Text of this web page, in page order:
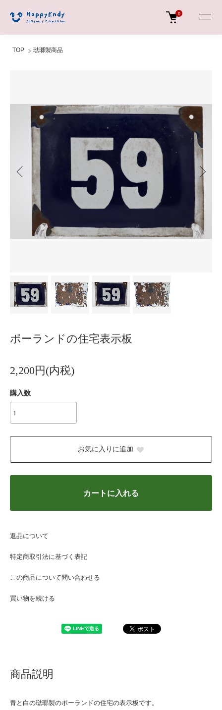
0
TOP 琺瑯製商品
ポーランドの住宅表示板
2,200円(内税)
購入数
お気に入りに追加
カートに入れる
返品について
特定商取引法に基づく表記
この商品について問い合わせる
買い物を続ける
商品説明
青と白の琺瑯製のポーランドの住宅の表示板です。